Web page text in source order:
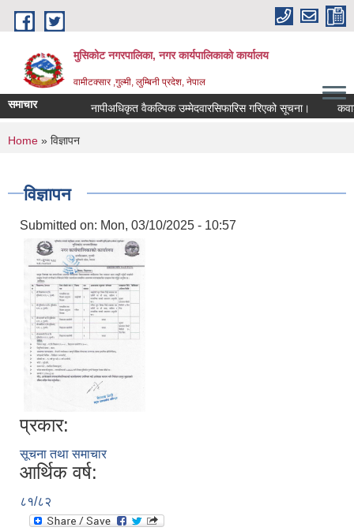
Skip to main content
मुसिकोट नगरपालिका, नगर कार्यपालिकाकाे कार्यालय
वामीटक्सार ,गुल्मी, लुम्बिनी प्रदेश, नेपाल
समाचार नापीअधिकृत वैकल्पिक उम्मेदवारसिफारिस गरिएको सूचना। कवाडी
You are here
Home » विज्ञापन
विज्ञापन
Submitted on: Mon, 03/10/2025 - 10:57
प्रकार:
सूचना तथा समाचार
आर्थिक वर्ष:
८१/८२